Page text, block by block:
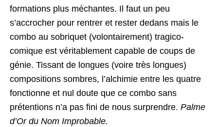
formations plus méchantes. Il faut un peu
s’accrocher pour rentrer et rester dedans mais le
combo au sobriquet (volontairement) tragico-
comique est véritablement capable de coups de
génie. Tissant de longues (voire très longues)
compositions sombres, l’alchimie entre les quatre
fonctionne et nul doute que ce combo sans
prétentions n’a pas fini de nous surprendre. Palme
d’Or du Nom Improbable.